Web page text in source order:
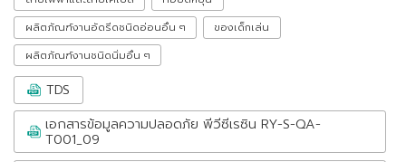
ผลิตภัณฑ์งานอัดรีดชนิดอ่อนอื่น ๆ
ของเด็กเล่น
ผลิตภัณฑ์งานชนิดนิ่มอื่น ๆ
TDS
เอกสารข้อมูลความปลอดภัย พีวีซีเรซิน RY-S-QA-
T001_09